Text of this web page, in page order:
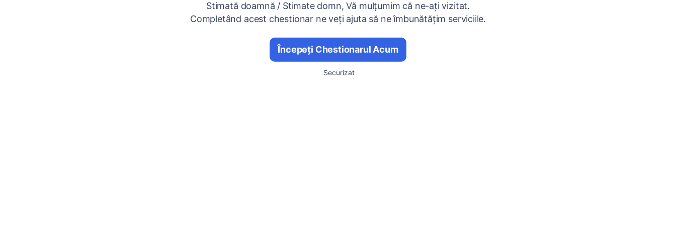
Stimată doamnă / Stimate domn, Vă mulțumim că ne-ați vizitat.
Completând acest chestionar ne veți ajuta să ne îmbunătățim serviciile.
Începeți Chestionarul Acum
Securizat